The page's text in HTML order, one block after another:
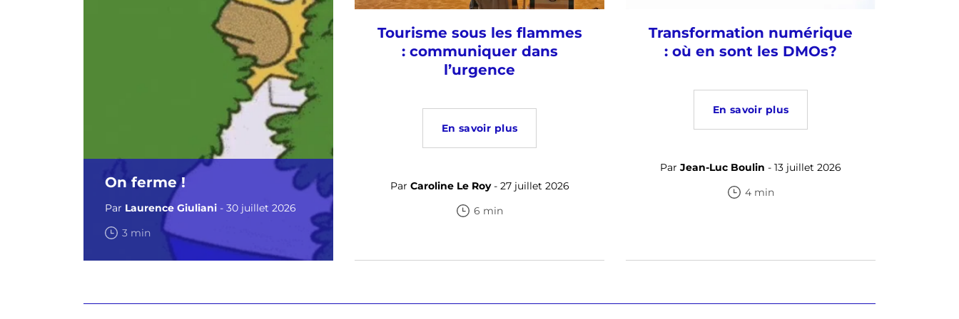
On ferme !
Par Laurence Giuliani - 30 juillet 2026
3 min
Tourisme sous les flammes
: communiquer dans
l’urgence
En savoir plus
Par Caroline Le Roy- 27 juillet 2026
6 min
Transformation numérique
: où en sont les DMOs?
En savoir plus
Par Jean-Luc Boulin - 13 juillet 2026
4 min